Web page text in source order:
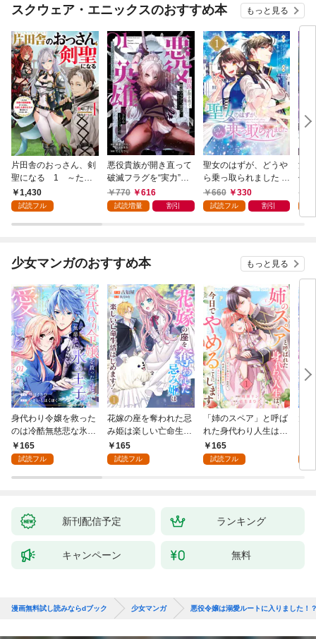
スクウェア・エニックスのおすすめ本 もっと見る
片田舎のおっさん、剣
聖になる 1 ～ただ
の田舎の剣術師範だっ
たのに、大成した弟子
ない件～
1,430
試読フル
悪役貴族が開き直って
破滅フラグを“実力”で
叩き折っていたら、い
つの間にかヒロイン達
770 616
試読増量 割引
聖女のはずが、どうや
ら乗っ取られました 1
巻660 330
試読フル 割引
漆
仲
の
ま
少女マンガのおすすめ本 もっと見る
身代わり令嬢を救った
のは冷酷無慈悲な氷の
王子の愛でした１
165
試読フル
花嫁の座を奪われた忌
み姫は楽しい亡命生活
はじめます！１
165
試読フル
「姉のスペア」と呼ば
れた身代わり人生は、
今日でやめることにし
ます～辺境で自由を満
165
試読フル
新刊配信予定 ランキング
キャンペーン 無料
漫画無料試し読みならdブック 少女マンガ 悪役令嬢は溺愛ルートに入りました！